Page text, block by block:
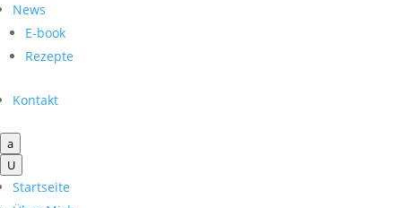
News
E-book
Rezepte
Kontakt
a
U
Startseite